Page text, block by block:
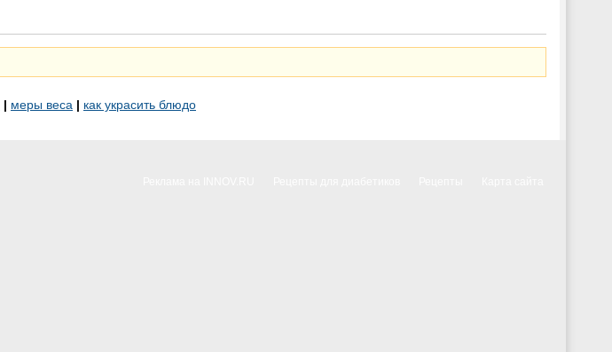
| меры веса | как украсить блюдо